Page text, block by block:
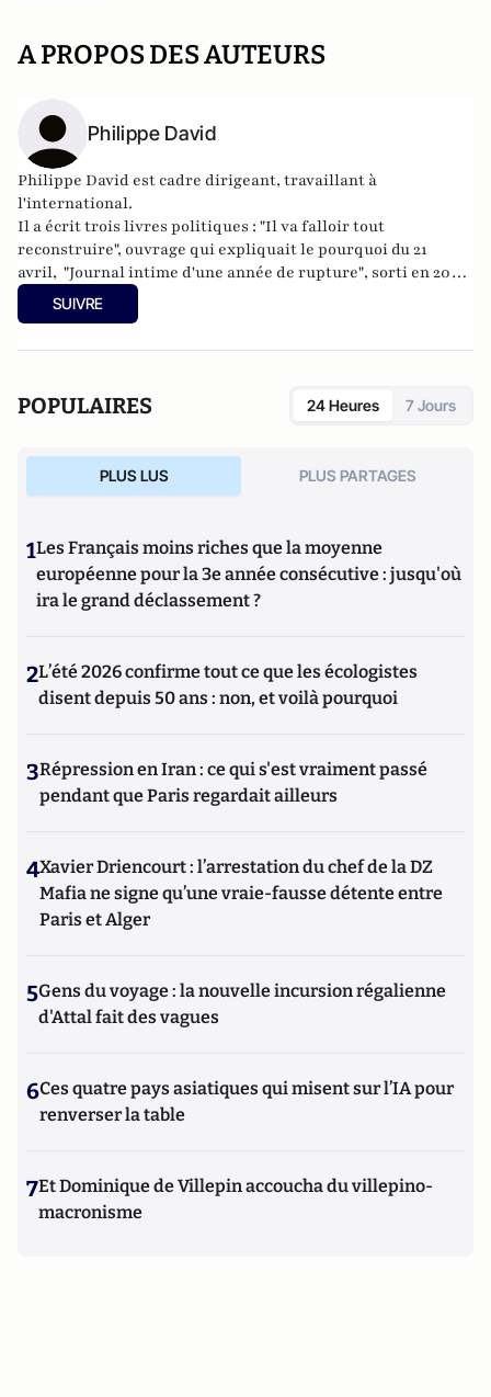
A PROPOS DES AUTEURS
Philippe David
Philippe David est cadre dirigeant, travaillant à
l'international.
Il a écrit trois livres politiques : "Il va falloir tout
reconstruire", ouvrage qui expliquait le pourquoi du 21
avril, "Journal intime d'une année de rupture", sorti en 2009
aux éditions de l'Ixcéa, qui retrace les deux premières
années de présidence Sarkozy et "
SUIVRE
POPULAIRES 24 Heures 7 Jours
PLUS LUS PLUS PARTAGES
1Les Français moins riches que la moyenne
européenne pour la 3e année consécutive : jusqu'où
ira le grand déclassement ?
2L’été 2026 confirme tout ce que les écologistes
disent depuis 50 ans : non, et voilà pourquoi
3Répression en Iran : ce qui s'est vraiment passé
pendant que Paris regardait ailleurs
4Xavier Driencourt : l’arrestation du chef de la DZ
Mafia ne signe qu’une vraie-fausse détente entre
Paris et Alger
5Gens du voyage : la nouvelle incursion régalienne
d'Attal fait des vagues
6Ces quatre pays asiatiques qui misent sur l’IA pour
renverser la table
7Et Dominique de Villepin accoucha du villepino-
macronisme